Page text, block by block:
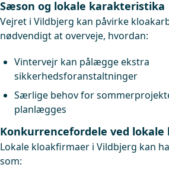
Sæson og lokale karakteristika
Vejret i Vildbjerg kan påvirke
nødvendigt at overveje, hvordan:
Vintervejr kan pålægge ekstra
sikkerhedsforanstaltninger
Særlige behov for
planlægges
Konkurrencefordele ved
Lokale kloakfirmaer i Vildbjerg kan
som: